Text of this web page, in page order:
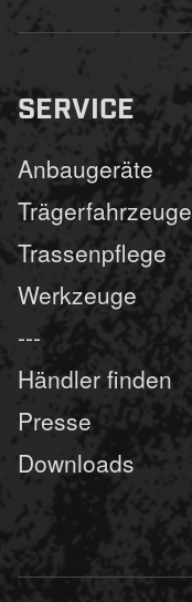
SERVICE
Anbaugeräte
Trägerfahrzeuge
Trassenpflege
Werkzeuge
---
Händler finden
Presse
Downloads